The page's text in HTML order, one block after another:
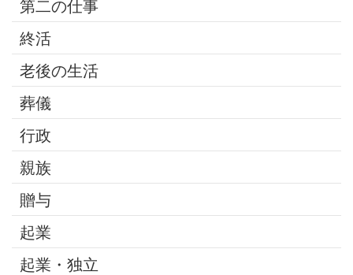
第二の仕事
終活
老後の生活
葬儀
行政
親族
贈与
起業
起業・独立